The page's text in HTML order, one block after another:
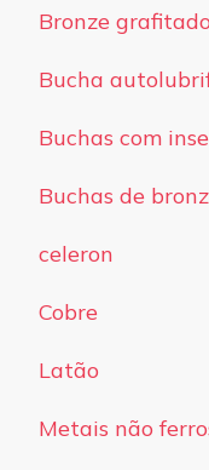
Bronze grafitado
Bucha
Buchas com
Buchas de
celeron
Cobre
Latão
Metais não